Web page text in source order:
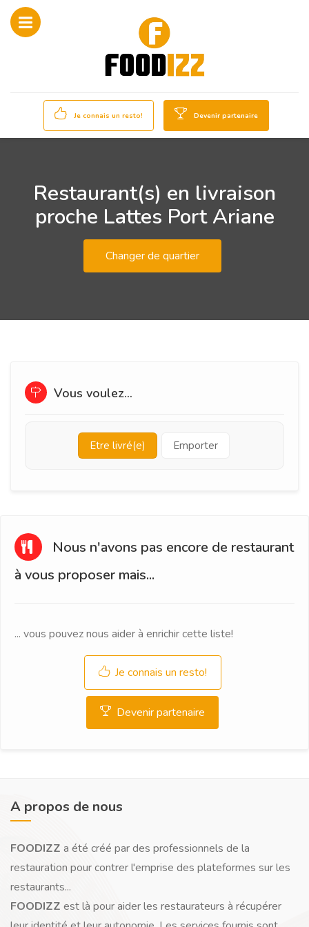
Je connais un resto! Devenir partenaire
Restaurant(s) en livraison
proche Lattes Port Ariane
Changer de quartier
Vous voulez...
Etre livré(e) Emporter
Nous n'avons pas encore de restaurant
à vous proposer mais...
... vous pouvez nous aider à enrichir cette liste!
Je connais un resto!
Devenir partenaire
A propos de nous
FOODIZZ a été créé par des professionnels de la
restauration pour contrer l'emprise des plateformes sur les
restaurants...
FOODIZZ est là pour aider les restaurateurs à récupérer